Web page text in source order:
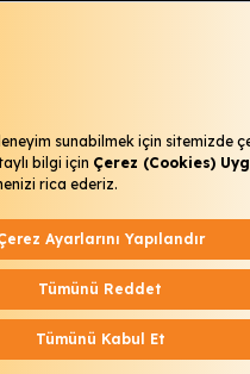
2026 © Tüm Hakları Saklıdır.